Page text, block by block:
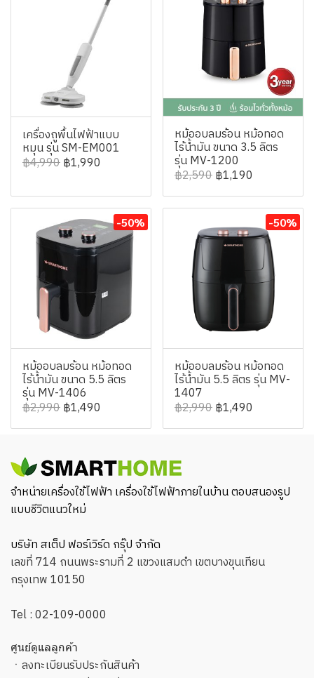
เครื่องถูพื้นไฟฟ้าแบบ
หมุน รุ่น SM-EM001
฿4,990฿1,990
หม้ออบลมร้อน หม้อทอด
ไร้น้ำมัน ขนาด 3.5 ลิตร
รุ่น MV-1200
฿2,590฿1,190
-50%
หม้ออบลมร้อน หม้อทอด
ไร้น้ำมัน ขนาด 5.5 ลิตร
รุ่น MV-1406
฿2,990฿1,490
-50%
หม้ออบลมร้อน หม้อทอด
ไร้น้ำมัน 5.5 ลิตร รุ่น MV-
1407
฿2,990฿1,490
จำหน่ายเครื่องใช้ไฟฟ้า เครื่องใช้ไฟฟ้าภายในบ้าน ตอบสนองรูป
แบบชีวิตแนวใหม่
บริษัท สเต็ป ฟอร์เวิร์ด กรุ๊ป จำกัด
เลขที่ 714 ถนนพระรามที่ 2 แขวงแสมดำ เขตบางขุนเทียน
กรุงเทพ 10150
Tel :02-109-0000
ศูนย์ดูแลลูกค้า
ㆍ ลงทะเบียนรับประกันสินค้า